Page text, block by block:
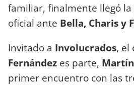
familiar, finalmente llegó
oficial ante Bella, Charis y
Invitado a Involucrados, el
Fernández es parte, Martín
primer encuentro con las